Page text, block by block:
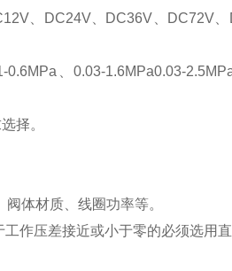
、DC24V、DC36V、DC72V
、0.03-1.6MPa0.03-
择。
体材质、线圈功率等。
作压差接近或小于零的必须选用直